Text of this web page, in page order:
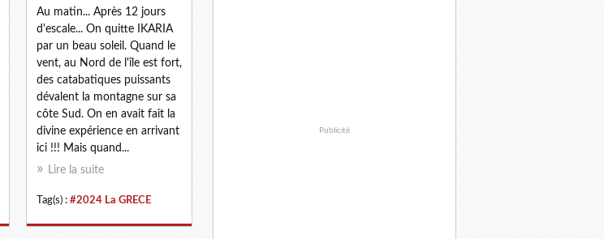
Au matin... Après 12 jours
d'escale... On quitte IKARIA
par un beau soleil. Quand le
vent, au Nord de l'île est fort,
des catabatiques puissants
dévalent la montagne sur sa
côte Sud. On en avait fait la
divine expérience en arrivant
ici !!! Mais quand...
Lire la suite
Tag(s) : #2024 La GRECE
Publicité